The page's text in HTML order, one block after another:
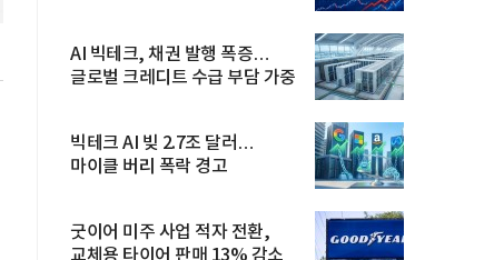
AI 빅테크, 채권 발행 폭증…
글로벌 크레디트 수급 부담 가중
빅테크 AI 빚 2.7조 달러…
마이클 버리 폭락 경고
굿이어 미주 사업 적자 전환,
교체용 타이어 판매 13% 감소